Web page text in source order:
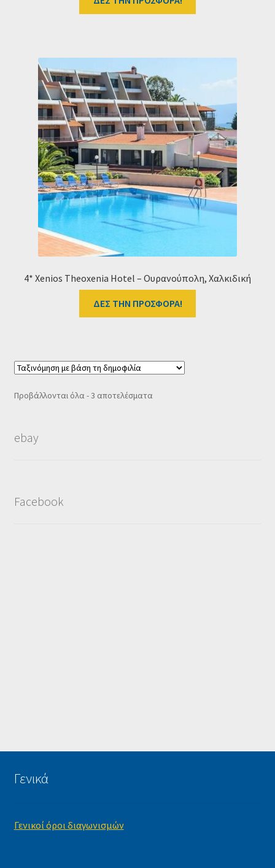
4* Xenios Theoxenia Hotel – Ουρανούπολη, Χαλκιδική
ΔΕΣ ΤΗΝ ΠΡΟΣΦΟΡΑ!
Προβάλλονται όλα - 3 αποτελέσματαSorted
ebay
Facebook
Γενικά
Γενικοί όροι διαγωνισμών